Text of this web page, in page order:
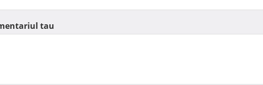
tau